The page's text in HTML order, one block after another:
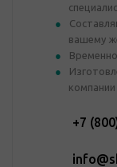
вашему
компании
+7